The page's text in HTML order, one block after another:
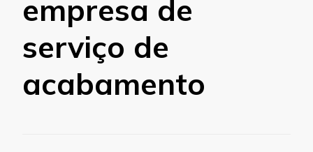
empresa de
serviço de
acabamento